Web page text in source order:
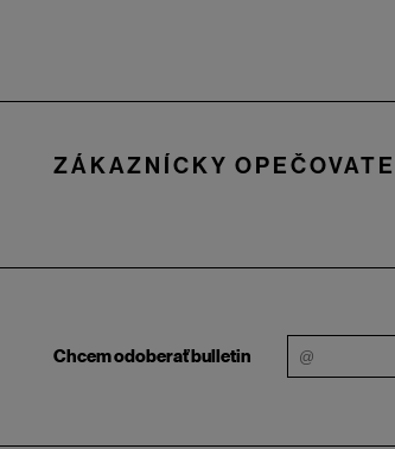
ZÁKAZNÍCKY
Chcem odoberať bulletin